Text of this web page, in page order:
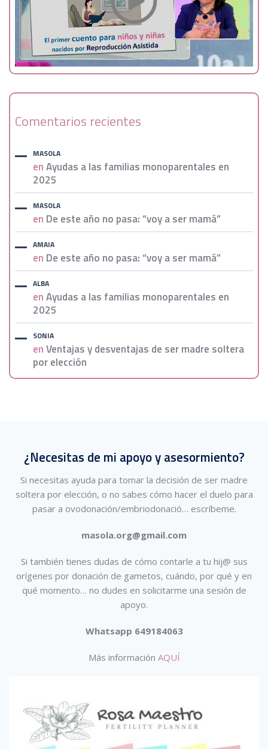
Comentarios recientes
MASOLA
enAyudas a las familias monoparentales en
2025
MASOLA
en De este año no pasa: “voy a ser mamá”
AMAIA
en De este año no pasa: “voy a ser mamá”
ALBA
enAyudas a las familias monoparentales en
2025
SONIA
enVentajas y desventajas de ser madre soltera
por elección
¿Necesitas de mi apoyo y asesormiento?
Si necesitas ayuda para tomar la decisión de ser madre
soltera por elección, o no sabes cómo hacer el duelo para
pasar a ovodonación/embriodonació… escríbeme.
masola.org@gmail.com
Si también tienes dudas de cómo contarle a tu hij@ sus
orígenes por donación de gametos, cuándo, por qué y en
qué momento… no dudes en solicitarme una sesión de
apoyo.
Whatsapp 649184063
Más información AQUÍ